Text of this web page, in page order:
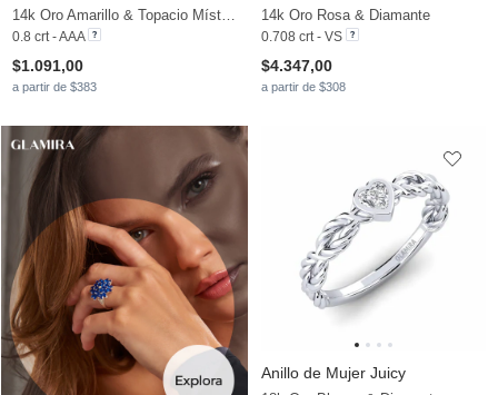
14k Oro Amarillo & Topacio Místico
0.8 crt - AAA
$1.091,00
a partir de $383
14k Oro Rosa & Diamante
0.708 crt - VS
$4.347,00
a partir de $308
Anillo de Mujer Juicy